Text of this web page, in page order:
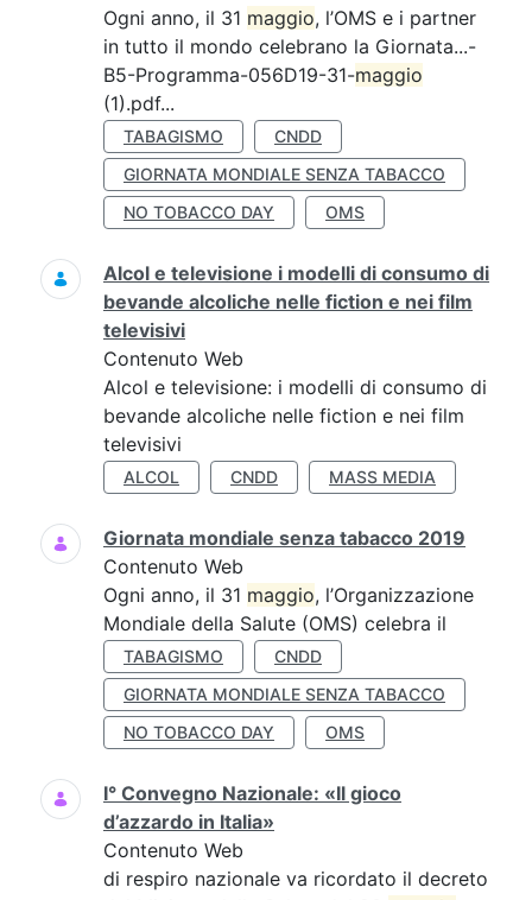
Ogni anno, il 31 maggio, l’OMS e i partner
in tutto il mondo celebrano la Giornata...-
B5-Programma-056D19-31-maggio
(1).pdf...
TABAGISMO
CNDD
GIORNATA MONDIALE SENZA TABACCO
NO TOBACCO DAY
OMS
Alcol e televisione i modelli di consumo di
bevande alcoliche nelle fiction e nei film
televisivi
Contenuto Web
Alcol e televisione: i modelli di consumo di
bevande alcoliche nelle fiction e nei film
televisivi
ALCOL CNDD MASS MEDIA
Giornata mondiale senza tabacco 2019
Contenuto Web
Ogni anno, il 31 maggio, l’Organizzazione
Mondiale della Salute (OMS) celebra il
TABAGISMO
CNDD
GIORNATA MONDIALE SENZA TABACCO
NO TOBACCO DAY
OMS
I° Convegno Nazionale: «Il gioco
d’azzardo in Italia»
Contenuto Web
di respiro nazionale va ricordato il decreto